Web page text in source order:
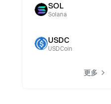
SOL
Solana
USDC
USDCoin
更多